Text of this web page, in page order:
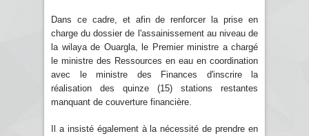
Dans ce cadre, et afin de renforcer la prise en
charge du dossier de l'assainissement au niveau de
la wilaya de Ouargla, le Premier ministre a chargé
le ministre des Ressources en eau en coordination
avec le ministre des Finances d'inscrire la
réalisation des quinze (15) stations restantes
manquant de couverture financière.
Il a insisté également à la nécessité de prendre en